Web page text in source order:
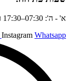
א' - ה': 07:30–17:30 ו': 07:30-13:30
Instagram Whatsapp